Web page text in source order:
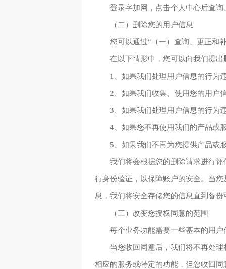
登录字加网，点击个人中心后查
（二）删除您的用户信息
您可以通过“（一）查询、更正和
在以下情形中，您可以向我们提
1、如果我们处理用户信息的行为
2、如果我们收集、使用您的用户
3、如果我们处理用户信息的行为
4、如果您不再使用我们的产品或
5、如果我们不再为您提供产品或
我们将会根据您的删除请求进行
行身份验证，以保障账户的安全。当
息，我们将安全存储您的信息直到备
（三）改变您授权同意的范围
每个业务功能需要一些基本的用
当您收回同意后，我们将不再处
相应的服务或特定的功能，但您收回